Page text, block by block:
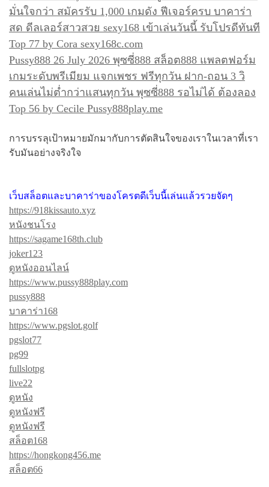
มั่นใจกว่า สมัครรับ 1,000 เกมดัง ฟีเจอร์ครบ บาคาร่า
สด ดีลเลอร์สาวสวย sexy168 เข้าเล่นวันนี้ รับโปรดีทันที
Top 77 by Cora sexy168c.com
Pussy888 26 July 2026 พุซซี่888 สล็อต888 แพลตฟอร์ม
เกมระดับพรีเมียม แจกเพชร ฟรีทุกวัน ฝาก-ถอน 3 วิ
คนเล่นไม่ต่ำกว่าแสนทุกวัน พุซซี่888 รอไม่ได้ ต้องลอง
Top 56 by Cecile Pussy888play.me
การบรรลุเป้าหมายมักมากับการตัดสินใจของเราในเวลาที่เรา
รับมันอย่างจริงใจ
เว็บสล็อตและบาคาร่าของโครตดีเว็บนี้เล่นแล้วรวยจัดๆ
https://918kissauto.xyz
หนังชนโรง
https://sagame168th.club
joker123
ดูหนังออนไลน์
https://www.pussy888play.com
pussy888
บาคาร่า168
https://www.pgslot.golf
pgslot77
pg99
fullslotpg
live22
ดูหนัง
ดูหนังฟรี
ดูหนังฟรี
สล็อต168
https://hongkong456.me
สล็อต66